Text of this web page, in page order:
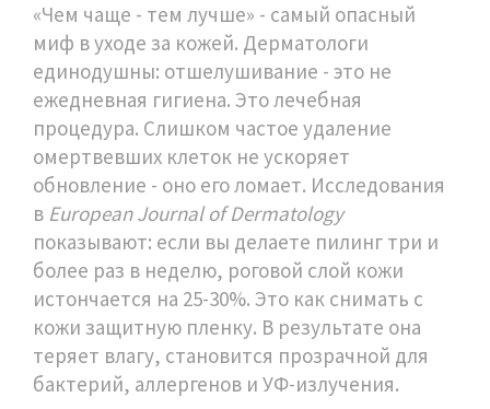
«Чем чаще - тем лучше» - самый опасный
миф в уходе за кожей. Дерматологи
единодушны: отшелушивание - это не
ежедневная гигиена. Это лечебная
процедура. Слишком частое удаление
омертвевших клеток не ускоряет
обновление - оно его ломает. Исследования
в European Journal of Dermatology
показывают: если вы делаете пилинг три и
более раз в неделю, роговой слой кожи
истончается на 25-30%. Это как снимать с
кожи защитную пленку. В результате она
теряет влагу, становится прозрачной для
бактерий, аллергенов и УФ-излучения.